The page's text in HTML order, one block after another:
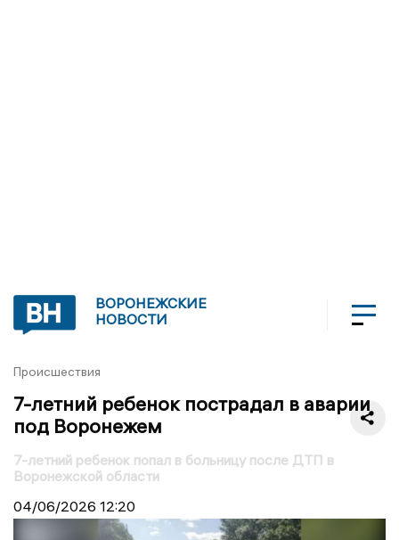
ВОРОНЕЖСКИЕ
НОВОСТИ
Происшествия
7-летний ребенок пострадал в аварии
под Воронежем
7-летний ребенок попал в больницу после ДТП в
Воронежской области
04/06/2026 12:20